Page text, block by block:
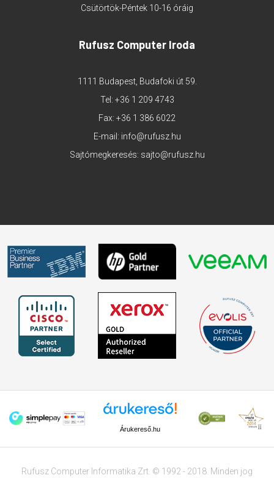
Csütörtök-Péntek 10-16 óráig
Rufusz Computer Iroda
1111 Budapest, Budafoki út 59.
Tel: +36 1 209 4743
Fax: +36 1 386 6022
E-mail: info@rufusz.hu
Sajtómegkeresés: sajto@rufusz.hu
Árukereső.hu
Rufusz Computer Informatika Zrt. © 1992 - 2018. Minden jog